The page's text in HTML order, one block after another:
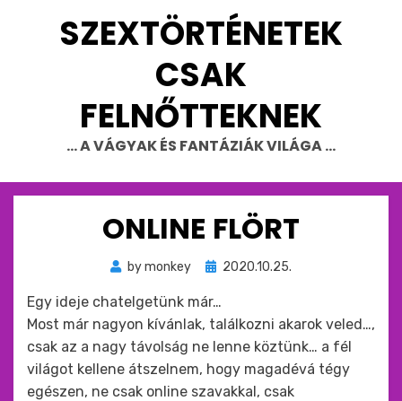
SZEXTÖRTÉNETEK
CSAK
FELNŐTTEKNEK
… A VÁGYAK ÉS FANTÁZIÁK VILÁGA …
ONLINE FLÖRT
bymonkey
Beküldve
:
2020.10.25.
Egy ideje chatelgetünk már…
Most már nagyon kívánlak, találkozni akarok veled…,
csak az a nagy távolság ne lenne köztünk… a fél
világot kellene átszelnem, hogy magadévá tégy
egészen, ne csak online szavakkal, csak